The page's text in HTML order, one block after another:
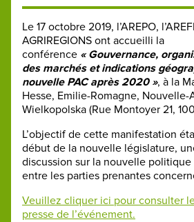
Le 17 octobre 2019, l’AREPO,
AGRIREGIONS ont accueilli la
conférence « Gouvernance,
des marchés et indications
nouvelle PAC après 2020 », à la
Hesse, Emilie-Romagne,
Wielkopolska (Rue Montoyer 21,
L’objectif de cette manifestation
début de la nouvelle législature,
discussion sur la nouvelle
entre les parties prenantes
Veuillez cliquer ici pour consulter
presse de l’événement.